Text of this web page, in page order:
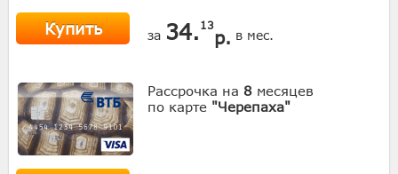
Купить за 34. 13
р. в мес.
Рассрочка на 8 месяцев
по карте "Черепаха"